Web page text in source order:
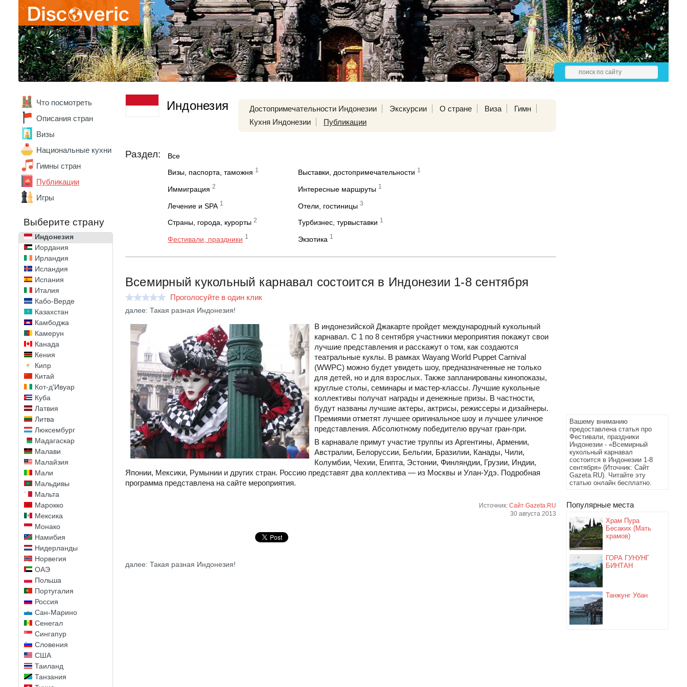
Что посмотреть
Описания стран
Визы
Национальные кухни
Гимны стран
Публикации
Игры
Выберите страну
Боливия
Бразилия
Ватикан
Великобритания
Венгрия
Венесуэла
Вьетнам
Германия
Гонконг
Дания
Доминика
Доминикана
Египет
Замбия
Зимбабве
Индия
Индонезия
Иордания
Ирландия
Исландия
Испания
Италия
Кабо-Верде
Казахстан
Камбоджа
Камерун
Канада
Кения
Кипр
Китай
Кот-д'Ивуар
Куба
Латвия
Литва
Люксембург
Мадагаскар
Малави
Малайзия
Мали
Мальдивы
Мальта
Марокко
Мексика
Монако
Намибия
Нидерланды
Норвегия
ОАЭ
Польша
Португалия
Россия
Сан-Марино
Сенегал
Сингапур
Словения
США
Таиланд
Танзания
Вашему вниманию
предоставлена статья про
Фестивали, праздники
Индонезии - «Всемирный
кукольный карнавал
состоится в Индонезии 1-8
сентября» (Иточник: Сайт
Gazeta.RU). Читайте эту
статью онлайн бесплатно.
Популярные места
Храм Пура
Бесаких (Мать
храмов)
ГОРА ГУНУНГ
БИНТАН
Танжунг Убан
Индонезия Достопримечательности Индонезии Экскурсии О стране Виза
Гимн
Кухня Индонезии
Публикации
Раздел: Все
Визы, паспорта, таможня 1 Выставки, достопримечательности 1
Иммиграция 2 Интересные маршруты 1
Лечение и SPA 1 Отели, гостиницы 3
Страны, города, курорты 2 Турбизнес, турвыставки 1
Фестивали, праздники 1 Экзотика 1
Всемирный кукольный карнавал состоится в Индонезии 1-8 сентября
Проголосуйте в один клик
далее: Такая разная Индонезия!
В индонезийской Джакарте пройдет международный кукольный
карнавал. С 1 по 8 сентября участники мероприятия покажут свои
лучшие представления и расскажут о том, как создаются
театральные куклы. В рамках Wayang World Puppet Carnival
(WWPC) можно будет увидеть шоу, предназначенные не только
для детей, но и для взрослых. Также запланированы кинопоказы,
круглые столы, семинары и мастер-классы. Лучшие кукольные
коллективы получат награды и денежные призы. В частности,
будут названы лучшие актеры, актрисы, режиссеры и дизайнеры.
Премиями отметят лучшее оригинальное шоу и лучшее уличное
представления. Абсолютному победителю вручат гран-при.
В карнавале примут участие труппы из Аргентины, Армении,
Австралии, Белоруссии, Бельгии, Бразилии, Канады, Чили,
Колумбии, Чехии, Египта, Эстонии, Финляндии, Грузии, Индии,
Японии, Мексики, Румынии и других стран. Россию представят два коллектива — из Москвы и Улан-Удэ. Подробная
программа представлена на сайте мероприятия.
Источник: Сайт Gazeta.RU
30 августа 2013
далее: Такая разная Индонезия!